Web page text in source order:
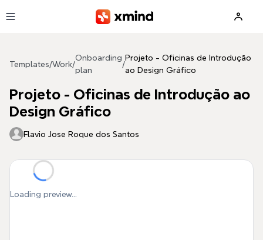
Templates/Work/
Onboarding
plan
/
Projeto - Oficinas de Introdução
ao Design Gráfico
Projeto - Oficinas de Introdução ao
Design Gráfico
Flavio Jose Roque dos Santos
Loading preview...